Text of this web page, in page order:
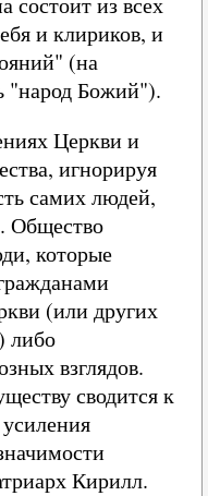
и клириков, и
(на
"народ Божий").
Церкви и
игнорируя
самих людей,
Общество
которые
(или других
либо
взглядов.
сводится к
Кирилл.